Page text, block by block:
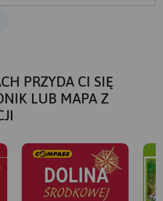
PRZYDA CI SIĘ
LUB MAPA Z